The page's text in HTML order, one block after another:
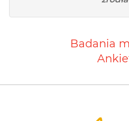
Badania